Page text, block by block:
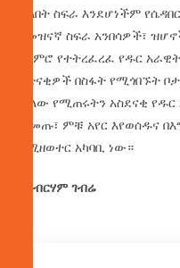
ያለበት ስፍራ እንደሆነችም
የመዝናኛ ስፍራ አንበሳዎች፣
ጨምሮ የተትረፈረፈ የዱር
አድናቂዎች በስፋት የሚጎበኙት
ብለው የሚጠሩትን አስደናቂ
ሲመጡ፣ ምቹ አየር እየወሰዱና
የሚዘወተር አካባቢ ነው።
በአብርሃም ገብሬ